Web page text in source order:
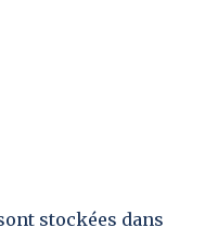
stockées dans